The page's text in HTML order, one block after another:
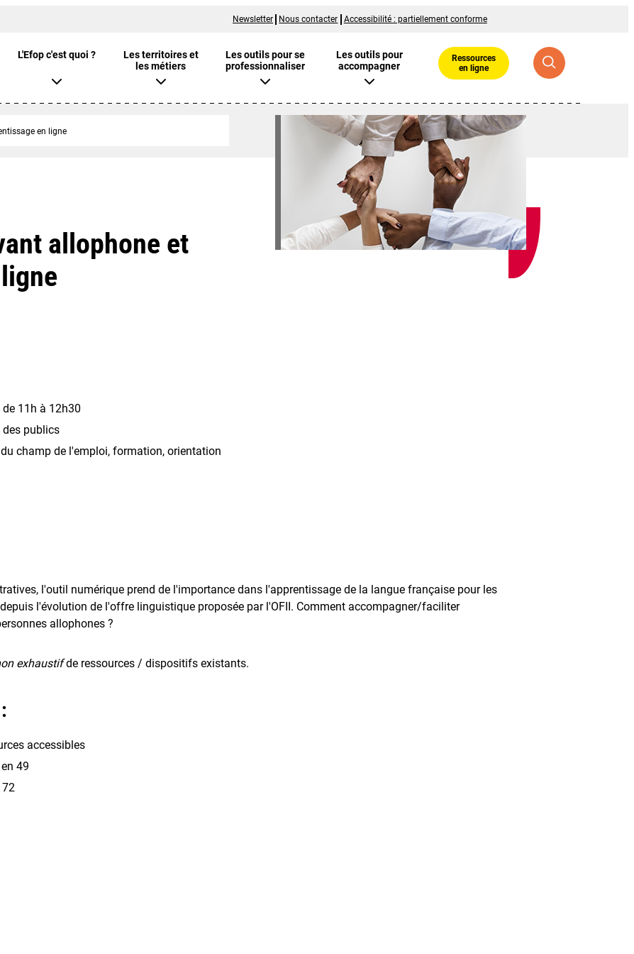
Newsletter Nous contacter Accessibilité : partiellement conforme
L'Efop c'est quoi ?
Les territoires et
les métiers
Les outils pour se
professionnaliser
Les outils pour
accompagner
Ressources
en ligne
en ligne
allophone et
11h à 12h30
publics
champ de l'emploi, formation, orientation
l'outil numérique prend de l'importance dans l'apprentissage de la langue française pour les
l'évolution de l'offre linguistique proposée par l'OFII. Comment accompagner/faciliter
allophones ?
exhaustifde ressources / dispositifs existants.
accessibles
49